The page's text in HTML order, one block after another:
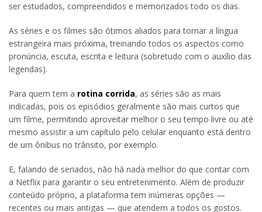
ser estudados, compreendidos e memorizados todo os dias.
As séries e os filmes são ótimos aliados para tornar a língua
estrangeira mais próxima, treinando todos os aspectos como
pronúncia, escuta, escrita e leitura (sobretudo com o auxílio das
legendas).
Para quem tem a rotina corrida, as séries são as mais
indicadas, pois os episódios geralmente são mais curtos que
um filme, permitindo aproveitar melhor o seu tempo livre ou até
mesmo assistir a um capítulo pelo celular enquanto está dentro
de um ônibus no trânsito, por exemplo.
E, falando de seriados, não há nada melhor do que contar com
a Netflix para garantir o seu entretenimento. Além de produzir
conteúdo próprio, a plataforma tem inúmeras opções —
recentes ou mais antigas — que atendem a todos os gostos.